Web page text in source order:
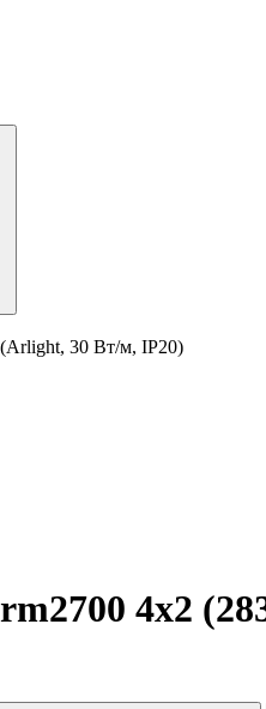
30 Вт/м, IP20)
4x2